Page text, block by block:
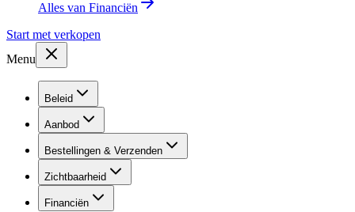
Alles van Financiën
Start met verkopen
Menu
Beleid
Aanbod
Bestellingen & Verzenden
Zichtbaarheid
Financiën